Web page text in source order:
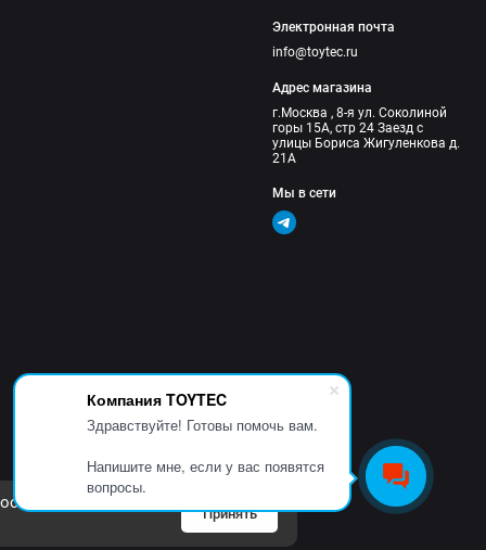
Компания TOYTEC
Здравствуйте! Готовы помочь вам.
Напишите мне, если у вас появятся
вопросы.
сайта.
Принять
Электронная почта
info@toytec.ru
Адрес магазина
г.Москва , 8-я ул. Соколиной
горы 15А, стр 24 Заезд с
улицы Бориса Жигуленкова д.
21А
Мы в сети